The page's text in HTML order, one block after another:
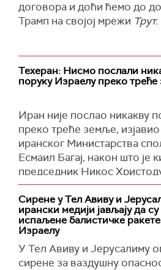
договора и доћи ћемо до
Трамп на својој мрежи Трут.
Техеран: Нисмо послали
поруку Израелу преко
Иран није послао никакву
преко треће земље,
иранског Министарства
Есмаил Багај, након што је
председник Никос
Техеран затражио од
"неке поруке" Израелу,
Христодулидис је изјавио
премијером Израела
како би му пренео поруке
раније данас кипарски
Сирене у Тел Авиву и
ирански медији јављају да су
испаљене балистичке
Израелу
У Тел Авиву и Јерусалиму
сирене за ваздушну